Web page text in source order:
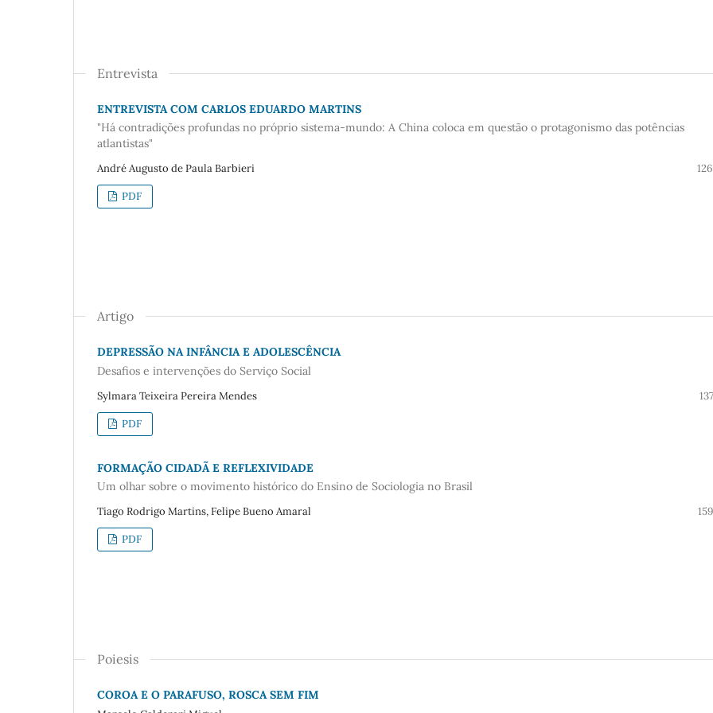
Entrevista
ENTREVISTA COM CARLOS EDUARDO MARTINS
"Há contradições profundas no próprio sistema-mundo: A China coloca em questão o protagonismo das potências
atlantistas"
André Augusto de Paula Barbieri
PDF
Artigo
DEPRESSÃO NA INFÂNCIA E ADOLESCÊNCIA
Desafios e intervenções do Serviço Social
Sylmara Teixeira Pereira Mendes
PDF
FORMAÇÃO CIDADÃ E REFLEXIVIDADE
Um olhar sobre o movimento histórico do Ensino de Sociologia no Brasil
Tiago Rodrigo Martins, Felipe Bueno Amaral
PDF
Poiesis
COROA E O PARAFUSO, ROSCA SEM FIM